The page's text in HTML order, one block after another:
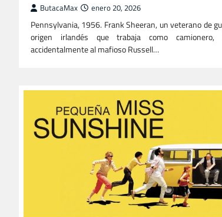
ButacaMax enero 20, 2026
Pennsylvania, 1956. Frank Sheeran, un veterano de
origen irlandés que trabaja como camionero,
accidentalmente al mafioso Russell…